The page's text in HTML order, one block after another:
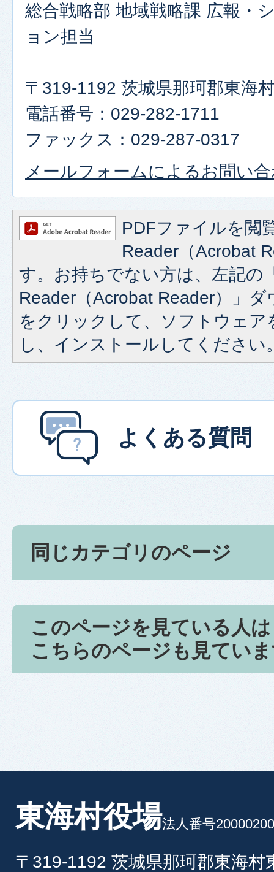
総合戦略部 地域戦略課 広報・
ョン担当
〒319-1192 茨城県那珂郡東海
電話番号：029-282-1711
ファックス：029-287-0317
メールフォームによるお問い
PDFファイルを閲
Reader（Acrobat
す。お持ちでない方は、左記の
Reader（Acrobat Reader）」
をクリックして、ソフトウェア
し、インストールしてください
よくある質問
同じカテゴリのページ
このページを見ている人は
こちらのページも見てい
東海村役場法人番号
〒319-1192 茨城県那珂郡東海村